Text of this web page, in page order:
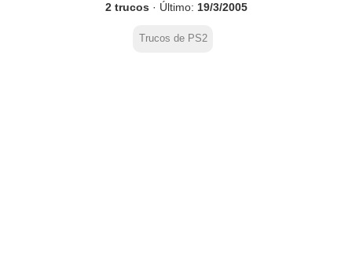
2 trucos · Último: 19/3/2005
Trucos de PS2